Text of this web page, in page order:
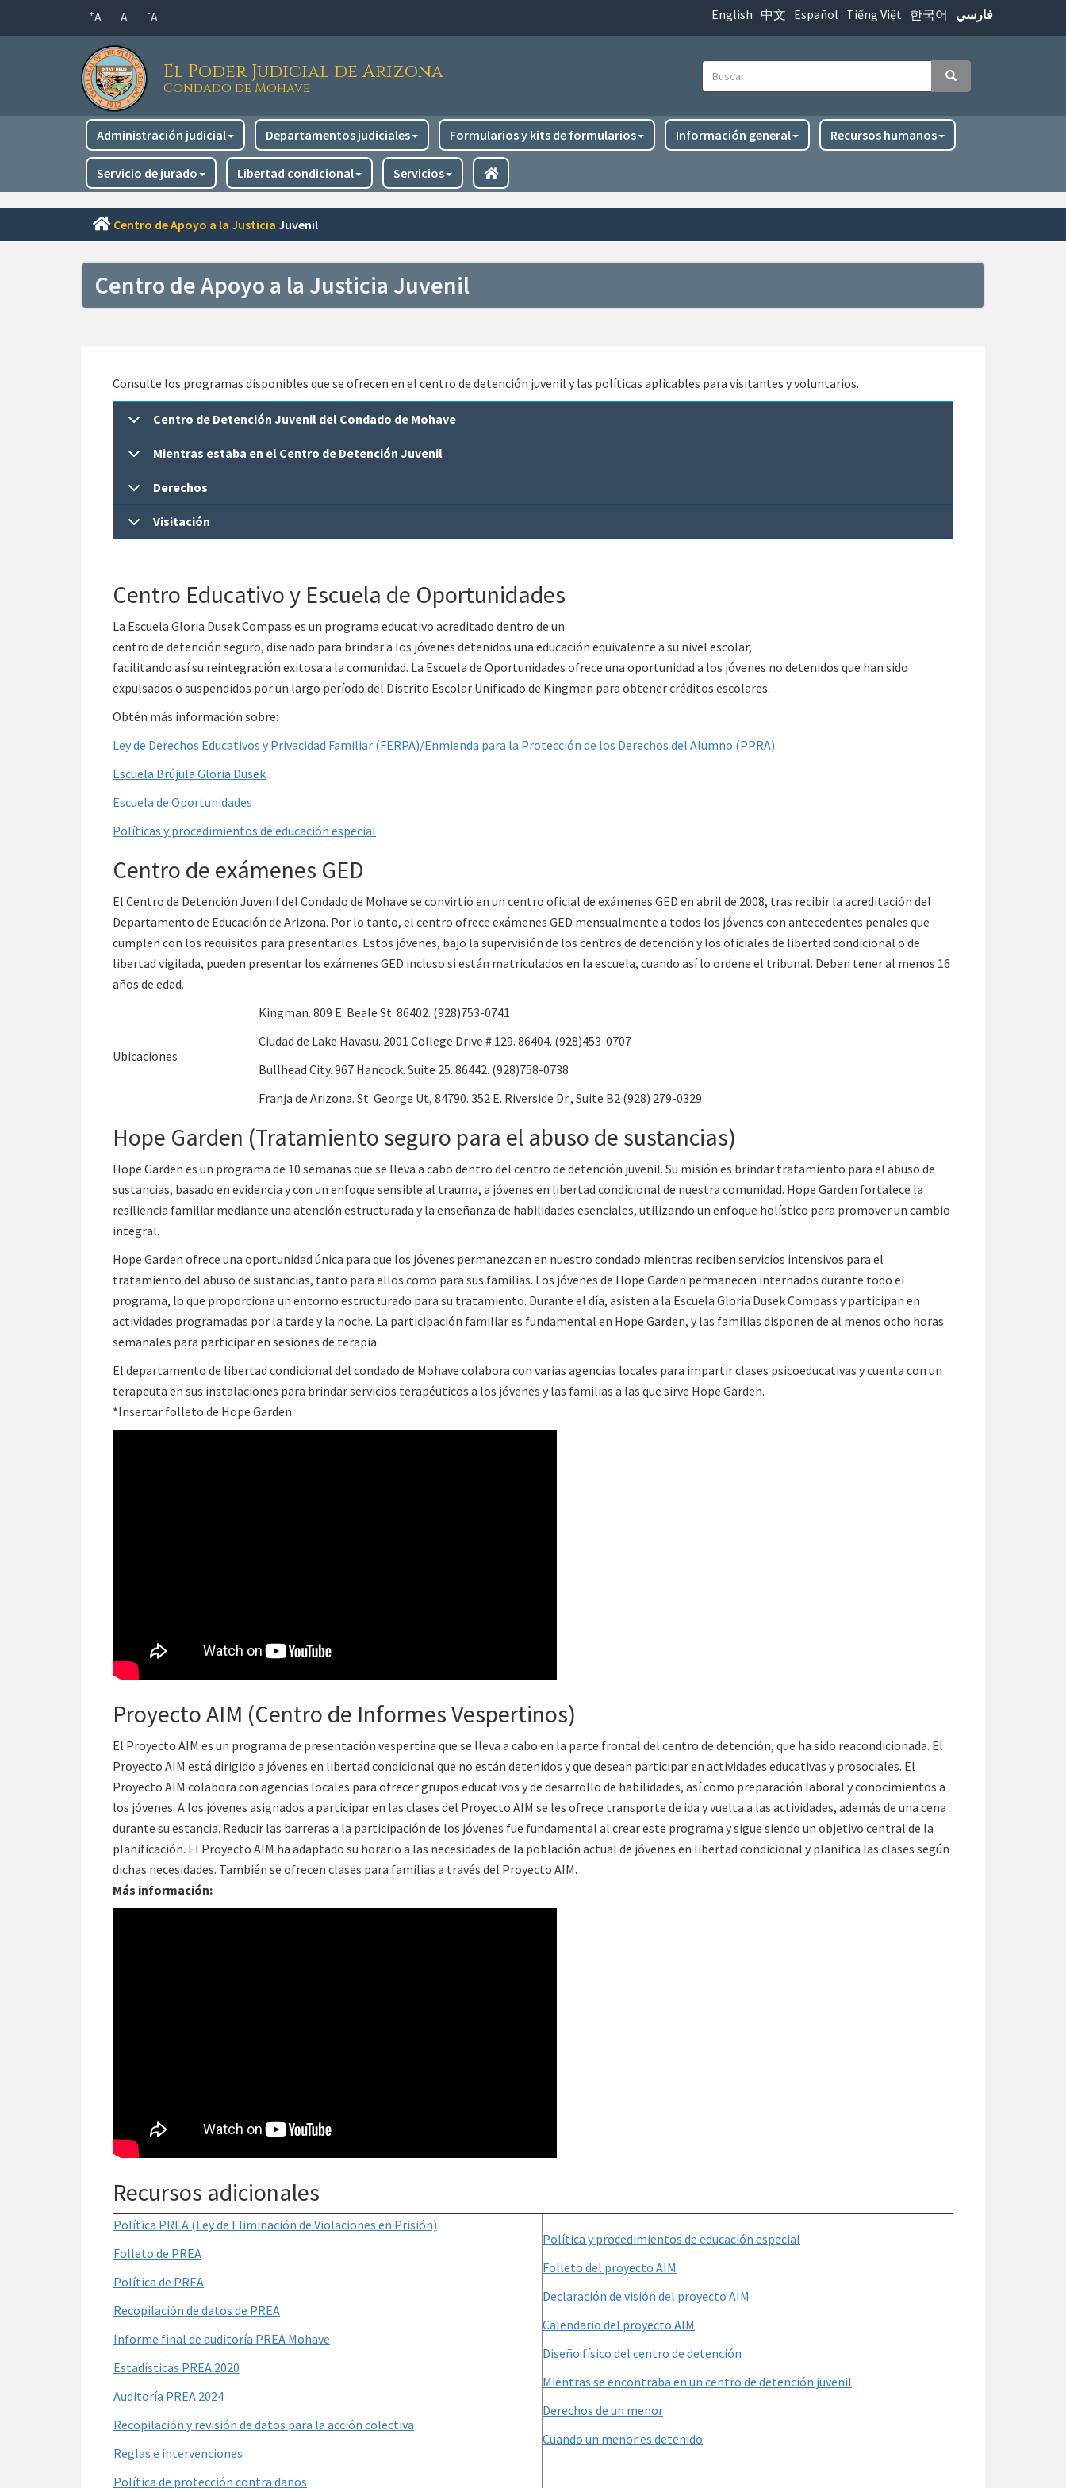
-A
A
+A English 中文 Español Tiếng Việt 한국어 فارسي
El Poder Judicial de Arizona
Condado de Mohave
Buscar Buscar
Navegación
principal
Administración judicial Departamentos judiciales Formularios y kits de formularios Información general Recursos humanos
Servicio de jurado Libertad condicional Servicios
Centro de Apoyo a la Justicia Juvenil
Centro de Apoyo a la Justicia Juvenil
Consulte los programas disponibles que se ofrecen en el centro de detención juvenil y las políticas aplicables para visitantes y voluntarios.
Centro de Detención Juvenil del Condado de Mohave
Mientras estaba en el Centro de Detención Juvenil
Derechos
Visitación
Centro Educativo y Escuela de Oportunidades
La Escuela Gloria Dusek Compass es un programa educativo acreditado dentro de un
centro de detención seguro, diseñado para brindar a los jóvenes detenidos una educación equivalente a su nivel escolar,
facilitando así su reintegración exitosa a la comunidad. La Escuela de Oportunidades ofrece una oportunidad a los jóvenes no detenidos que han sido
expulsados ​​o suspendidos por un largo período del Distrito Escolar Unificado de Kingman para obtener créditos escolares.
Obtén más información sobre:
Ley de Derechos Educativos y Privacidad Familiar (FERPA)/Enmienda para la Protección de los Derechos del Alumno (PPRA)
Escuela Brújula Gloria Dusek
Escuela de Oportunidades
Políticas y procedimientos de educación especial
Centro de exámenes GED
El Centro de Detención Juvenil del Condado de Mohave se convirtió en un centro oficial de exámenes GED en abril de 2008, tras recibir la acreditación del
Departamento de Educación de Arizona. Por lo tanto, el centro ofrece exámenes GED mensualmente a todos los jóvenes con antecedentes penales que
cumplen con los requisitos para presentarlos. Estos jóvenes, bajo la supervisión de los centros de detención y los oficiales de libertad condicional o de
libertad vigilada, pueden presentar los exámenes GED incluso si están matriculados en la escuela, cuando así lo ordene el tribunal. Deben tener al menos 16
años de edad.
Ubicaciones
Kingman. 809 E. Beale St. 86402. (928)753-0741
Ciudad de Lake Havasu. 2001 College Drive # 129. 86404. (928)453-0707
Bullhead City. 967 Hancock. Suite 25. 86442. (928)758-0738
Franja de Arizona. St. George Ut, 84790. 352 E. Riverside Dr., Suite B2 (928) 279-0329
Hope Garden (Tratamiento seguro para el abuso de sustancias)
Hope Garden es un programa de 10 semanas que se lleva a cabo dentro del centro de detención juvenil. Su misión es brindar tratamiento para el abuso de
sustancias, basado en evidencia y con un enfoque sensible al trauma, a jóvenes en libertad condicional de nuestra comunidad. Hope Garden fortalece la
resiliencia familiar mediante una atención estructurada y la enseñanza de habilidades esenciales, utilizando un enfoque holístico para promover un cambio
integral.
Hope Garden ofrece una oportunidad única para que los jóvenes permanezcan en nuestro condado mientras reciben servicios intensivos para el
tratamiento del abuso de sustancias, tanto para ellos como para sus familias. Los jóvenes de Hope Garden permanecen internados durante todo el
programa, lo que proporciona un entorno estructurado para su tratamiento. Durante el día, asisten a la Escuela Gloria Dusek Compass y participan en
actividades programadas por la tarde y la noche. La participación familiar es fundamental en Hope Garden, y las familias disponen de al menos ocho horas
semanales para participar en sesiones de terapia.
El departamento de libertad condicional del condado de Mohave colabora con varias agencias locales para impartir clases psicoeducativas y cuenta con un
terapeuta en sus instalaciones para brindar servicios terapéuticos a los jóvenes y las familias a las que sirve Hope Garden.
*Insertar folleto de Hope Garden
Proyecto AIM (Centro de Informes Vespertinos)
El Proyecto AIM es un programa de presentación vespertina que se lleva a cabo en la parte frontal del centro de detención, que ha sido reacondicionada. El
Proyecto AIM está dirigido a jóvenes en libertad condicional que no están detenidos y que desean participar en actividades educativas y prosociales. El
Proyecto AIM colabora con agencias locales para ofrecer grupos educativos y de desarrollo de habilidades, así como preparación laboral y conocimientos a
los jóvenes. A los jóvenes asignados a participar en las clases del Proyecto AIM se les ofrece transporte de ida y vuelta a las actividades, además de una cena
durante su estancia. Reducir las barreras a la participación de los jóvenes fue fundamental al crear este programa y sigue siendo un objetivo central de la
planificación. El Proyecto AIM ha adaptado su horario a las necesidades de la población actual de jóvenes en libertad condicional y planifica las clases según
dichas necesidades. También se ofrecen clases para familias a través del Proyecto AIM.
Más información:
Recursos adicionales
Política PREA (Ley de Eliminación de Violaciones en Prisión)
Folleto de PREA
Política de PREA
Recopilación de datos de PREA
Informe final de auditoría PREA Mohave
Estadísticas PREA 2020
Auditoría PREA 2024
Recopilación y revisión de datos para la acción colectiva
Reglas e intervenciones
Política de protección contra daños
Política y procedimientos de educación especial
Folleto del proyecto AIM
Declaración de visión del proyecto AIM
Calendario del proyecto AIM
Diseño físico del centro de detención
Mientras se encontraba en un centro de detención juvenil
Derechos de un menor
Cuando un menor es detenido